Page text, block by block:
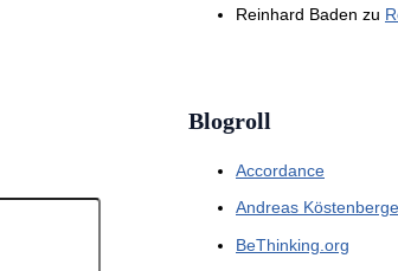
Reinhard Baden zu
Blogroll
Accordance
Andreas
BeThinking.org